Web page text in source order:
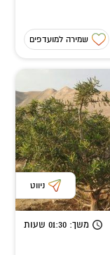
שמירה למועדפים
ניווט
משך: 01:30 שעות